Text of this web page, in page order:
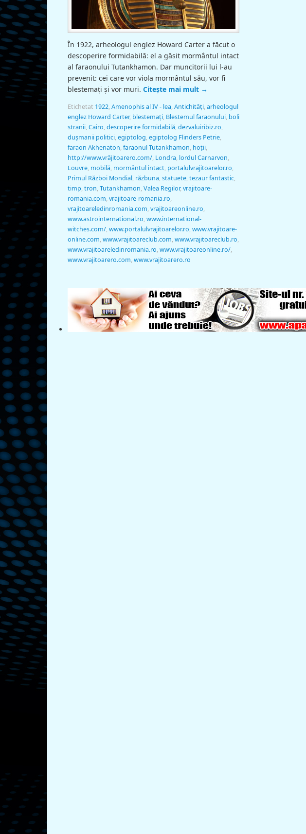
În 1922, arheologul englez Howard Carter a făcut o
descoperire formidabilă: el a găsit mormântul intact
al faraonului Tutankhamon. Dar muncitorii lui l-au
prevenit: cei care vor viola mormântul său, vor fi
blestemaţi şi vor muri. Citește mai mult →
Etichetat 1922,Amenophis al IV - lea,Antichităţi,arheologul
englez Howard Carter, blestemaţi, Blestemul faraonului, boli
stranii,Cairo,descoperire formidabilă,dezvaluiribiz.ro,
duşmanii politici,egiptolog,egiptolog Flinders Petrie,
faraon Akhenaton,faraonul Tutankhamon, hoţii,
http://www.vrăjitoarero.com/, Londra, lordul Carnarvon,
Louvre, mobilă, mormântul intact, portalulvrajitoarelor.ro,
Primul Război Mondial, răzbuna,statuete,tezaur fantastic,
timp,tron,Tutankhamon,Valea Regilor,vrajitoare-
romania.com,vrajitoare-romania.ro,
vrajitoareledinromania.com,vrajitoareonline.ro,
www.astrointernational.ro,www.international-
witches.com/,www.portalulvrajitoarelor.ro,www.vrajitoare-
online.com,www.vrajitoareclub.com,www.vrajitoareclub.ro,
www.vrajitoareledinromania.ro,www.vrajitoareonline.ro/,
www.vrajitoarero.com,www.vrajitoarero.ro